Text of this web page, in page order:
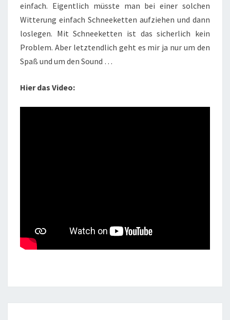
einfach. Eigentlich müsste man bei einer solchen
Witterung einfach Schneeketten aufziehen und dann
loslegen. Mit Schneeketten ist das sicherlich kein
Problem. Aber letztendlich geht es mir ja nur um den
Spaß und um den Sound …
Hier das Video: